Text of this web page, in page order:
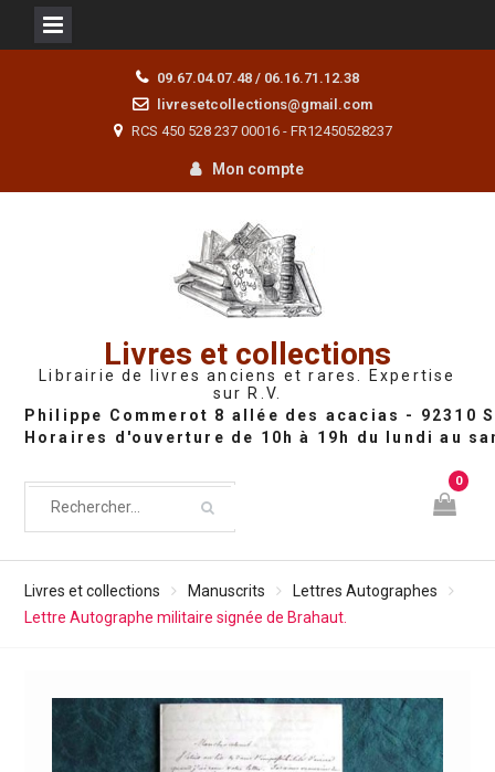
09.67.04.07.48 / 06.16.71.12.38
livresetcollections@gmail.com
RCS 450 528 237 00016 - FR12450528237
Mon compte
Livres et collections
Librairie de livres anciens et rares. Expertise
sur R.V.
0
Livres et collections Manuscrits
Lettres Autographes
Lettre Autographe militaire signée de Brahaut.